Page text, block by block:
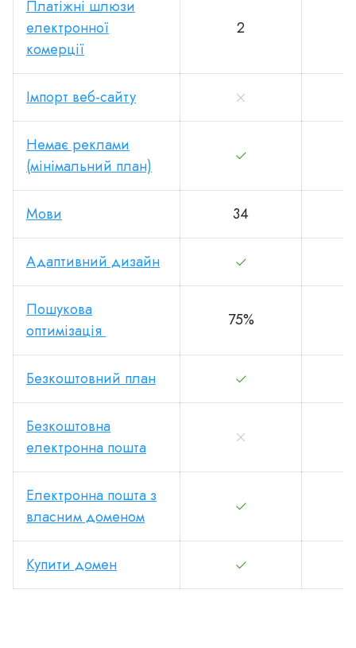
Платіжні шлюзи
електронної
комерції
2
Імпорт веб-сайту
Немає реклами
(мінімальний план)
Мови 34
Адаптивний дизайн
Пошукова
оптимізація
75%
Безкоштовний план
Безкоштовна
електронна пошта
Електронна пошта з
власним доменом
Купити домен